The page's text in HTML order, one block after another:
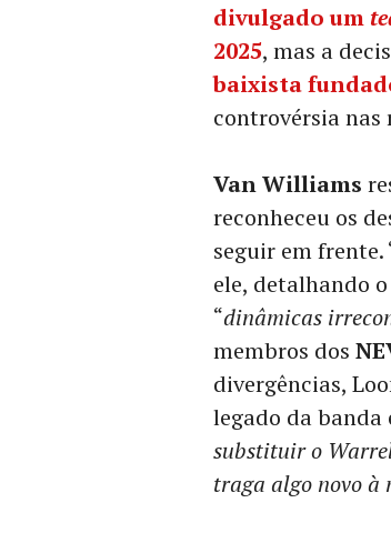
divulgado um
2025, mas a
baixista
controvérsia nas
Van Williams
reconheceu os
seguir em frente.
ele, detalhando
“dinâmicas
membros dos
divergências,
legado da banda
substituir o
traga algo novo à